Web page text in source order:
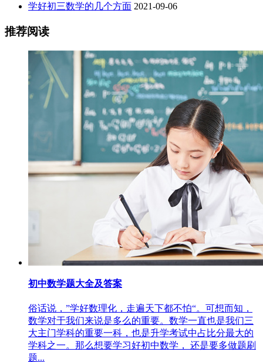
学好初三数学的几个方面 2021-09-06
推荐阅读
初中数学题大全及答案
俗话说，”学好数理化，走遍天下都不怕“。可想而知，
数学对于我们来说是多么的重要。数学一直也是我们三
大主门学科的重要一科，也是升学考试中占比分最大的
学科之一。那么想要学习好初中数学， 还是要多做题刷
题...